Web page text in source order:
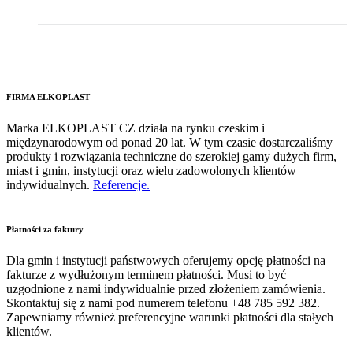
FIRMA ELKOPLAST
Marka ELKOPLAST CZ działa na rynku czeskim i
międzynarodowym od ponad 20 lat. W tym czasie dostarczaliśmy
produkty i rozwiązania techniczne do szerokiej gamy dużych firm,
miast i gmin, instytucji oraz wielu zadowolonych klientów
indywidualnych. Referencje.
Płatności za faktury
Dla gmin i instytucji państwowych oferujemy opcję płatności na
fakturze z wydłużonym terminem płatności. Musi to być
uzgodnione z nami indywidualnie przed złożeniem zamówienia.
Skontaktuj się z nami pod numerem telefonu +48 785 592 382.
Zapewniamy również preferencyjne warunki płatności dla stałych
klientów.